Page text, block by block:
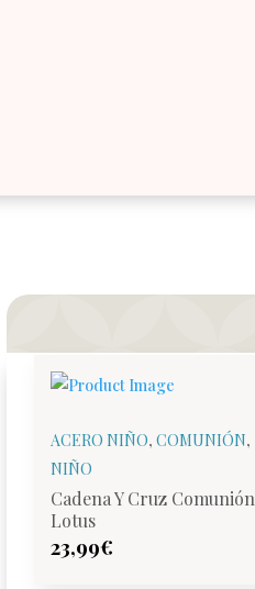
ACERO NIÑO,COMUNIÓN,
NIÑO
Cadena Y Cruz Comunión
Lotus
23,99€